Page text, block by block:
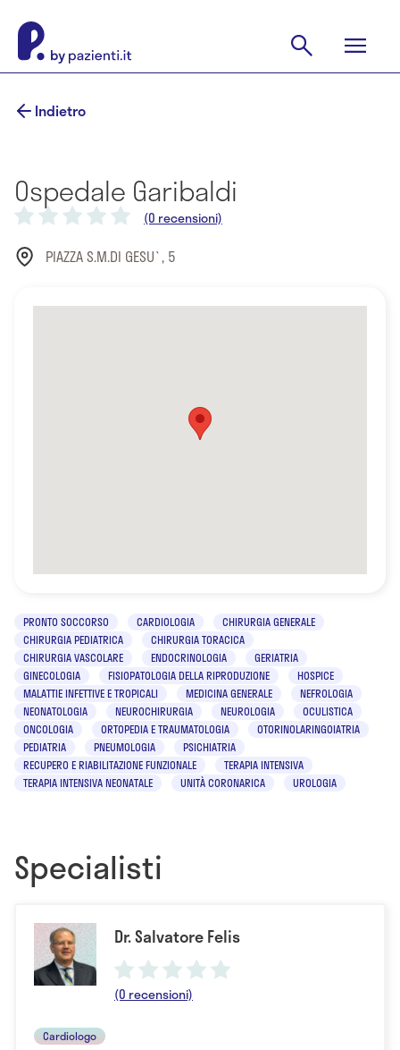
Indietro
Ospedale Garibaldi
(0 recensioni)
PIAZZA S.M.DI GESU`, 5
PRONTO SOCCORSO CARDIOLOGIA
CHIRURGIA GENERALE
CHIRURGIA PEDIATRICA
CHIRURGIA TORACICA
CHIRURGIA VASCOLARE
ENDOCRINOLOGIA
GERIATRIA
GINECOLOGIA
FISIOPATOLOGIA DELLA RIPRODUZIONE
HOSPICE
MALATTIE INFETTIVE E TROPICALI
MEDICINA GENERALE
NEFROLOGIA
NEONATOLOGIA
NEUROCHIRURGIA NEUROLOGIA
OCULISTICA
ONCOLOGIA
ORTOPEDIA E TRAUMATOLOGIA
OTORINOLARINGOIATRIA
PEDIATRIA
PNEUMOLOGIA
PSICHIATRIA
RECUPERO E RIABILITAZIONE FUNZIONALE
TERAPIA INTENSIVA
TERAPIA INTENSIVA NEONATALE
UNITÀ CORONARICA UROLOGIA
Specialisti
Dr. Salvatore Felis
(0 recensioni)
Cardiologo